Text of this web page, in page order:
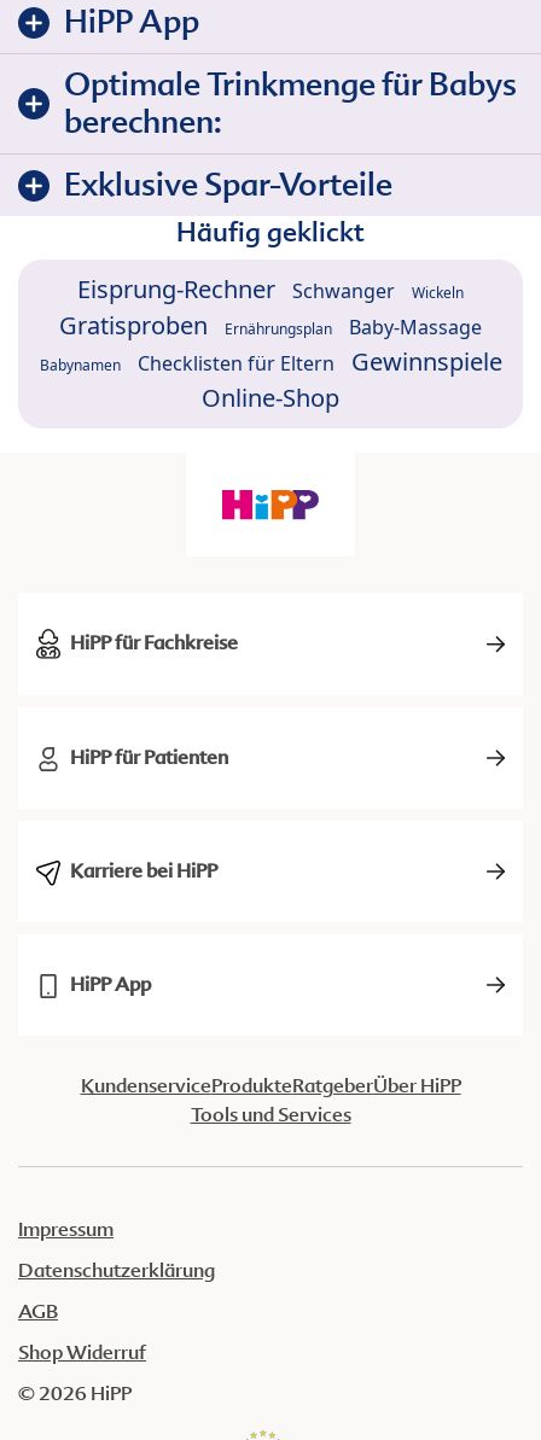
HiPP App
Optimale Trinkmenge für Babys
berechnen:
Exklusive Spar-Vorteile
Häufig geklickt
Eisprung-Rechner Schwanger Wickeln
Gratisproben Ernährungsplan Baby-Massage
Babynamen Checklisten für Eltern
Gewinnspiele
Online-Shop
HiPP für Fachkreise
HiPP für Patienten
Karriere bei HiPP
HiPP App
KundenserviceProdukteRatgeberÜber HiPP
Tools und Services
Impressum
Datenschutzerklärung
AGB
Shop Widerruf
© 2026 HiPP